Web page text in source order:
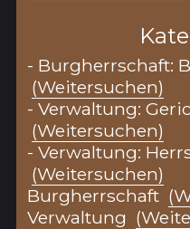
- Burgherrschaft:
(Weitersuchen)
- Verwaltung:
(Weitersuchen)
- Verwaltung:
(Weitersuchen)
Burgherrschaft
Verwaltung